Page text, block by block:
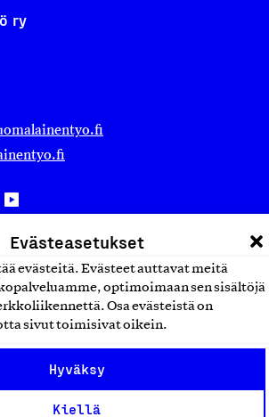
Evästeasetukset
evästeitä. Evästeet auttavat meitä
optimoimaan sen sisältöjä
Osa evästeistä on
sivut toimisivat oikein.
Hyväksy
Kiellä
ry